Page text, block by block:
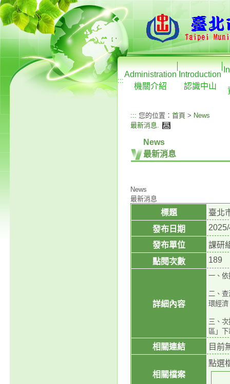
:::
Administration
機關介紹
Introduction
認識中山
::: 您的位置： 首頁 > News
最新消息.
News
最新消息
News
最新消息
標題
臺北
發布日期
發布單位
課研
點閱次數
189
詳細內容
一、依
二、查
環經濟
三、
區」
相關連結 目前
相關檔案
點選